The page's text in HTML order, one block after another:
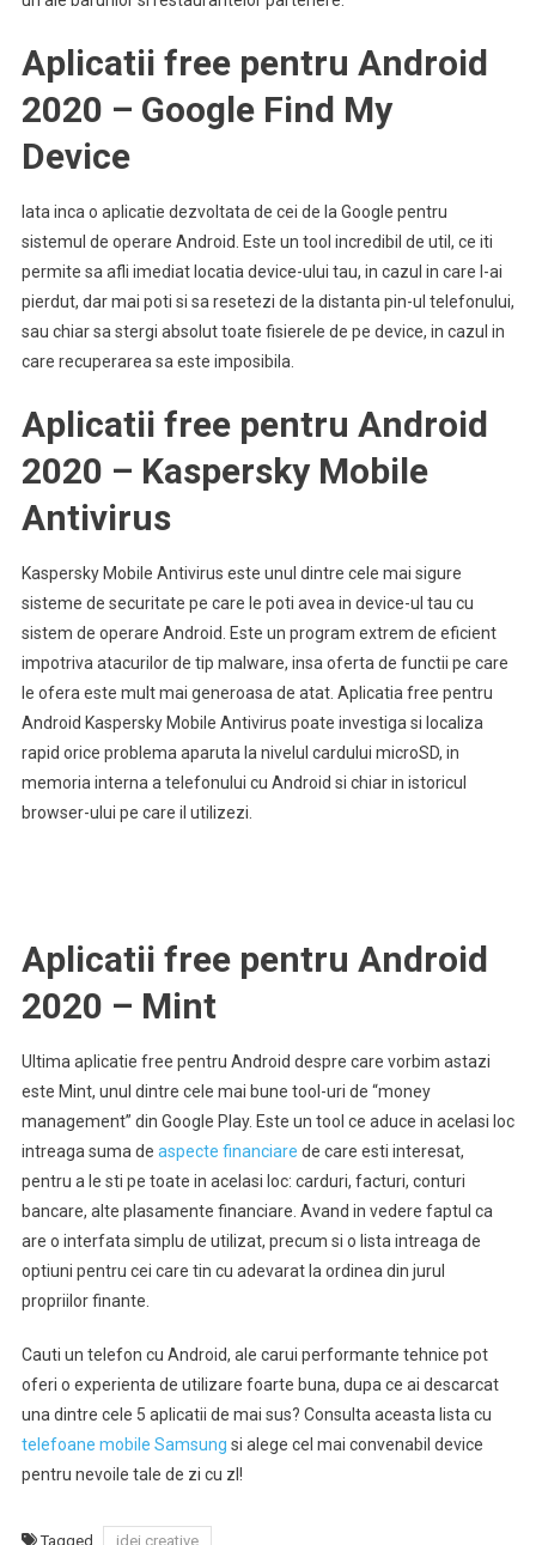
Aplicatii free pentru Android
2020 – Google Find My
Device
Iata inca o aplicatie dezvoltata de cei de la Google pentru
sistemul de operare Android. Este un tool incredibil de util, ce iti
permite sa afli imediat locatia device-ului tau, in cazul in care l-ai
pierdut, dar mai poti si sa resetezi de la distanta pin-ul telefonului,
sau chiar sa stergi absolut toate fisierele de pe device, in cazul in
care recuperarea sa este imposibila.
Aplicatii free pentru Android
2020 – Kaspersky Mobile
Antivirus
Kaspersky Mobile Antivirus este unul dintre cele mai sigure
sisteme de securitate pe care le poti avea in device-ul tau cu
sistem de operare Android. Este un program extrem de eficient
impotriva atacurilor de tip malware, insa oferta de functii pe care
le ofera este mult mai generoasa de atat. Aplicatia free pentru
Android Kaspersky Mobile Antivirus poate investiga si localiza
rapid orice problema aparuta la nivelul cardului microSD, in
memoria interna a telefonului cu Android si chiar in istoricul
browser-ului pe care il utilizezi.
Aplicatii free pentru Android
2020 – Mint
Ultima aplicatie free pentru Android despre care vorbim astazi
este Mint, unul dintre cele mai bune tool-uri de “money
management” din Google Play. Este un tool ce aduce in acelasi loc
intreaga suma de aspecte financiare de care esti interesat,
pentru a le sti pe toate in acelasi loc: carduri, facturi, conturi
bancare, alte plasamente financiare. Avand in vedere faptul ca
are o interfata simplu de utilizat, precum si o lista intreaga de
optiuni pentru cei care tin cu adevarat la ordinea din jurul
propriilor finante.
Cauti un telefon cu Android, ale carui performante tehnice pot
oferi o experienta de utilizare foarte buna, dupa ce ai descarcat
una dintre cele 5 aplicatii de mai sus? Consulta aceasta lista cu
telefoane mobile Samsung si alege cel mai convenabil device
pentru nevoile tale de zi cu zI!
Tagged idei creative